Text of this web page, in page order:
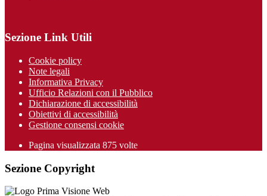
Sezione Link Utili
Cookie policy
Note legali
Informativa Privacy
Ufficio Relazioni con il Pubblico
Dichiarazione di accessibilità
Obiettivi di accessibilità
Gestione consensi cookie
Pagina visualizzata 875 volte
Sezione Copyright